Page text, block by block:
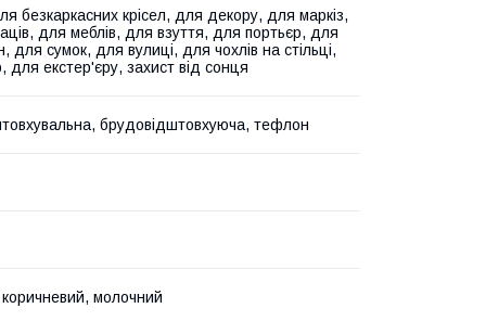
безкаркасних крісел, для декору, для маркіз,
для меблів, для взуття, для портьєр, для
для сумок, для вулиці, для чохлів на стільці,
для екстер'єру, захист від сонця
брудовідштовхуюча, тефлон
молочний